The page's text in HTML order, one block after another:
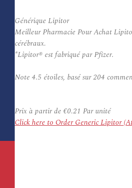
Générique Lipitor
Meilleur Pharmacie Pour Achat
cérébraux.
*Lipitor® est fabriqué par Pfizer.
Note 4.5 étoiles, basé sur204
Prix à partir de €0.21 Par unité
Click here to Order Generic Lipitor